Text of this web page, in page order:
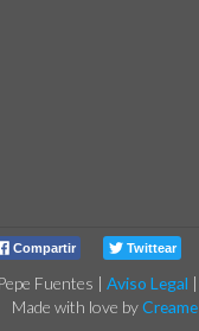
Compartir Twittear
Fuentes | Aviso Legal |
Made with love byCreame